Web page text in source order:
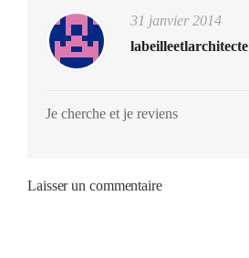
31 janvier 2014
labeilleetlarchitecte
Je cherche et je reviens
Laisser un commentaire